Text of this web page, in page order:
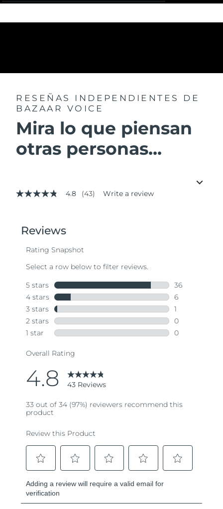
RESEÑAS INDEPENDIENTES
DE
BAZAAR VOICE
Mira lo que piensan
otras personas...
4.8
stars,
average
value.
Same
page
link.
4.8 (43) Write a review